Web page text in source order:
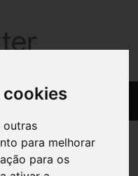
cookies
outras
para melhorar
para os